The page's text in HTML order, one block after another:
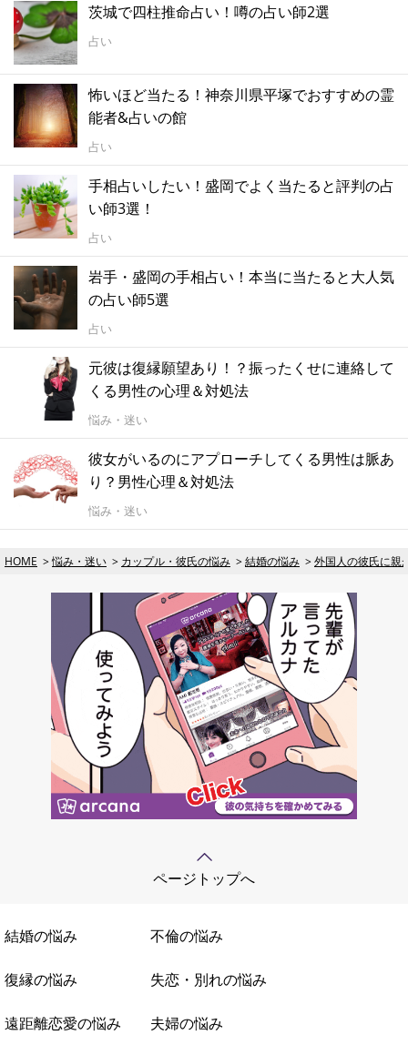
茨城で四柱推命占い！噂の占い師2選
占い
怖いほど当たる！神奈川県平塚でおすすめの霊
能者&占いの館
占い
手相占いしたい！盛岡でよく当たると評判の占
い師3選！
占い
岩手・盛岡の手相占い！本当に当たると大人気
の占い師5選
占い
元彼は復縁願望あり！？振ったくせに連絡して
くる男性の心理＆対処法
悩み・迷い
彼女がいるのにアプローチしてくる男性は脈あ
り？男性心理＆対処法
悩み・迷い
HOME 悩み・迷い カップル・彼氏の悩み 結婚の悩み 外国人の彼氏に親
ページトップへ
結婚の悩み 不倫の悩み
復縁の悩み 失恋・別れの悩み
遠距離恋愛の悩み 夫婦の悩み